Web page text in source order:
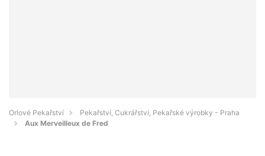
Orlové Pekařství
Pekařství, Cukrářství, Pekařské výrobky - Praha
Aux Merveilleux de Fred